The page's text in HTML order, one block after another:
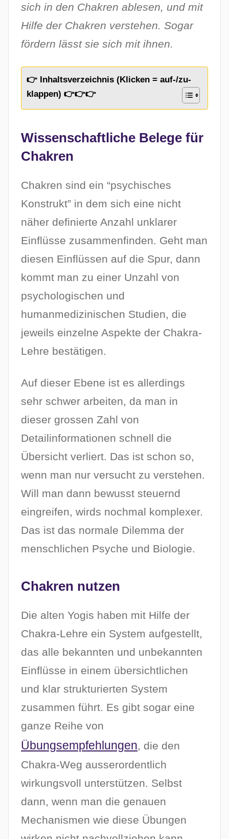
t
c
A
p
i
l
2
6
sich in den Chakren ablesen, und mit
Hilfe der Chakren verstehen. Sogar
fördern lässt sie sich mit ihnen.
👉 Inhaltsverzeichnis (Klicken = auf-/zu-
klappen) 👉👉👉
Wissenschaftliche Belege für
Chakren
Chakren sind ein “psychisches
Konstrukt” in dem sich eine nicht
näher definierte Anzahl unklarer
Einflüsse zusammenfinden. Geht man
diesen Einflüssen auf die Spur, dann
kommt man zu einer Unzahl von
psychologischen und
humanmedizinischen Studien, die
jeweils einzelne Aspekte der Chakra-
Lehre bestätigen.
Auf dieser Ebene ist es allerdings
sehr schwer arbeiten, da man in
dieser grossen Zahl von
Detailinformationen schnell die
Übersicht verliert. Das ist schon so,
wenn man nur versucht zu verstehen.
Will man dann bewusst steuernd
eingreifen, wirds nochmal komplexer.
Das ist das normale Dilemma der
menschlichen Psyche und Biologie.
Chakren nutzen
Die alten Yogis haben mit Hilfe der
Chakra-Lehre ein System aufgestellt,
das alle bekannten und unbekannten
Einflüsse in einem übersichtlichen
und klar strukturierten System
zusammen führt. Es gibt sogar eine
ganze Reihe von
Übungsempfehlungen, die den
Chakra-Weg ausserordentlich
wirkungsvoll unterstützen. Selbst
dann, wenn man die genauen
Mechanismen wie diese Übungen